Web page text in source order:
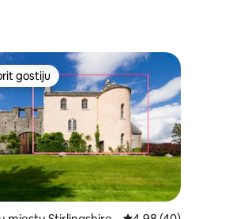
5, recenzija: 153
od 5, recenzija: 50
gostiju
gostiju